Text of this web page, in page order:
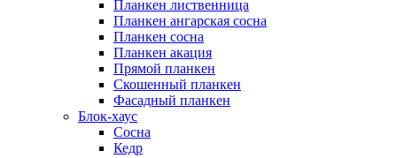
Планкен лиственница
Планкен ангарская сосна
Планкен сосна
Планкен акация
Прямой планкен
Скошенный планкен
Фасадный планкен
Блок-хаус
Сосна
Кедр